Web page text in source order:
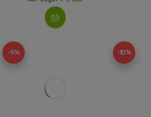
-5% -10%